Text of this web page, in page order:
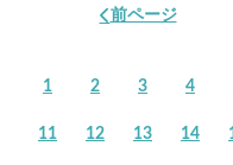
前ページ
1 2 3 4
11 12 13 14